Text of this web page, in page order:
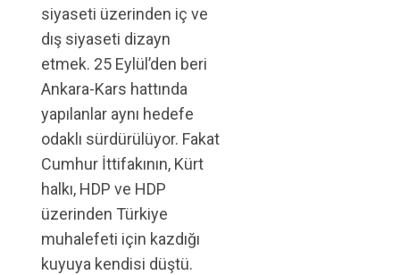
siyaseti üzerinden iç ve
dış siyaseti dizayn
etmek. 25 Eylül’den beri
Ankara-Kars hattında
yapılanlar aynı hedefe
odaklı sürdürülüyor. Fakat
Cumhur İttifakının, Kürt
halkı, HDP ve HDP
üzerinden Türkiye
muhalefeti için kazdığı
kuyuya kendisi düştü.